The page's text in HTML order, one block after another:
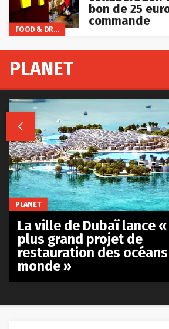
FOOD & DRINKS
bon de 25
commande
PLANET

PLANET
La ville de Dubaï lance
plus grand projet de
restauration des
monde »